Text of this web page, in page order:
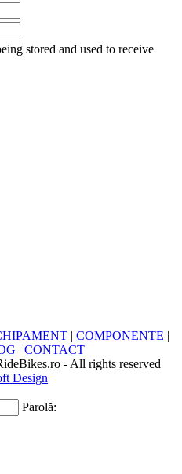
stored and used to receive
| COMPONENTE |
| CONTACT
- All rights reserved
Design
Parolă: